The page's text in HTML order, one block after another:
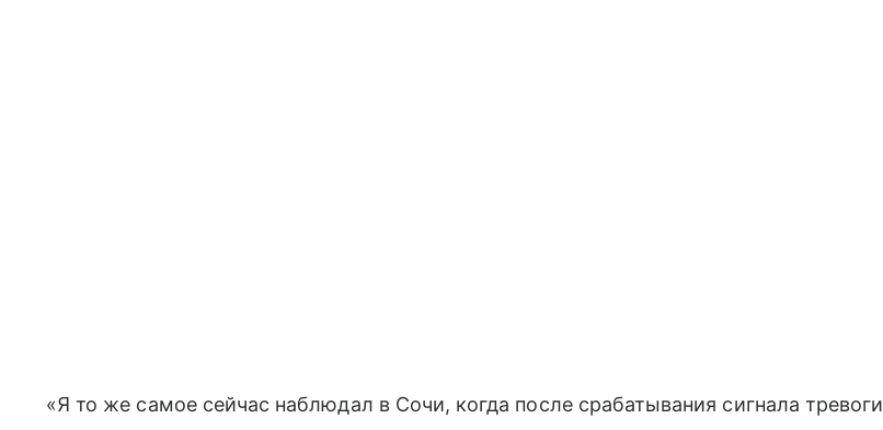
«Я то же самое сейчас наблюдал в Сочи, когда после срабатывания сигнала тревоги